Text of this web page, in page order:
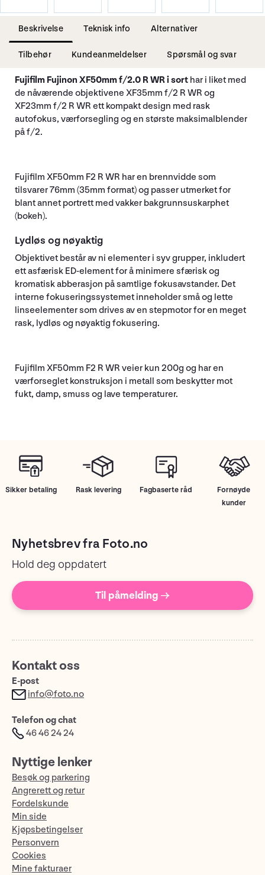
Beskrivelse Teknisk info Alternativer
Tilbehør Kundeanmeldelser Spørsmål og svar
Fujifilm Fujinon XF50mm f/2.0 R WR i sort har i liket med
de nåværende objektivene XF35mm f/2 R WR og
XF23mm f/2 R WR ett kompakt design med rask
autofokus, værforsegling og en største maksimalblender
på f/2.
Fujifilm XF50mm F2 R WR har en brennvidde som
tilsvarer 76mm (35mm format) og passer utmerket for
blant annet portrett med vakker bakgrunnsuskarphet
(bokeh).
Lydløs og nøyaktig
Objektivet består av ni elementer i syv grupper, inkludert
ett asfærisk ED-element for å minimere sfærisk og
kromatisk abberasjon på samtlige fokusavstander. Det
interne fokuseringssystemet inneholder små og lette
linseelementer som drives av en stepmotor for en meget
rask, lydløs og nøyaktig fokusering.
Fujifilm XF50mm F2 R WR veier kun 200g og har en
værforseglet konstruksjon i metall som beskytter mot
fukt, damp, smuss og lave temperaturer.
Sikker betaling Rask levering Fagbaserte råd
Fornøyde
kunder
Nyhetsbrev fra Foto.no
Hold deg oppdatert
Til påmelding →
Kontakt oss
E-post
info@foto.no
Telefon og chat
46 46 24 24
Nyttige lenker
Besøk og parkering
Angrerett og retur
Fordelskunde
Min side
Kjøpsbetingelser
Personvern
Cookies
Mine fakturaer